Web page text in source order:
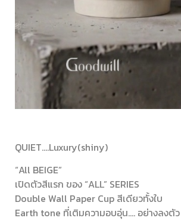
QUIET….Luxury(shiny)
“All BEIGE”
เปิดตัวสีแรก ของ “ALL” SERIES
Double Wall Paper Cup สีเดียวทั้งใบ
Earth tone ที่เติมความอบอุ่น…. อย่างลงตัว